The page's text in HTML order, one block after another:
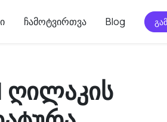
ჩამოტვირთვა Blog
ღილაკის